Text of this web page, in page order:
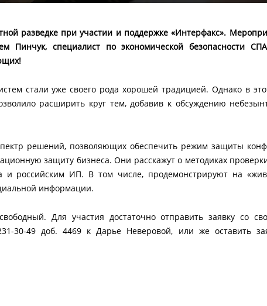
разведке при участии и поддержке «Интерфакс».
специалист по экономической безопасности
стали уже своего рода хорошей традицией. Однако в
расширить круг тем, добавив к обсуждению
решений, позволяющих обеспечить режим защиты
защиту бизнеса. Они расскажут о методиках
и российским ИП. В том числе, продемонстрируют на
информации.
Для участия достаточно отправить заявку со
30-49 доб. 4469 к Дарье Неверовой, или же оставить